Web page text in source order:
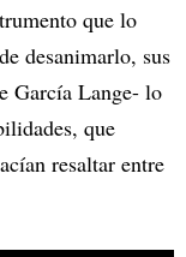
que lo
desanimarlo, sus
García Lange- lo
que
resaltar entre